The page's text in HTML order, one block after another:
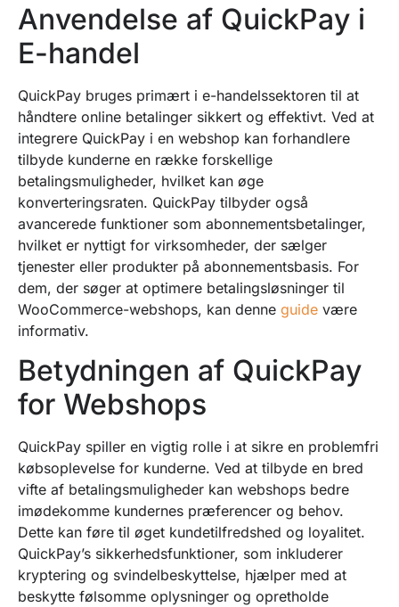
Anvendelse af QuickPay i
E-handel
QuickPay bruges primært i e-handelssektoren til at
håndtere online betalinger sikkert og effektivt. Ved at
integrere QuickPay i en webshop kan forhandlere
tilbyde kunderne en række forskellige
betalingsmuligheder, hvilket kan øge
konverteringsraten. QuickPay tilbyder også
avancerede funktioner som abonnementsbetalinger,
hvilket er nyttigt for virksomheder, der sælger
tjenester eller produkter på abonnementsbasis. For
dem, der søger at optimere betalingsløsninger til
WooCommerce-webshops, kan denne guide være
informativ.
Betydningen af QuickPay
for Webshops
QuickPay spiller en vigtig rolle i at sikre en problemfri
købsoplevelse for kunderne. Ved at tilbyde en bred
vifte af betalingsmuligheder kan webshops bedre
imødekomme kundernes præferencer og behov.
Dette kan føre til øget kundetilfredshed og loyalitet.
QuickPay’s sikkerhedsfunktioner, som inkluderer
kryptering og svindelbeskyttelse, hjælper med at
beskytte følsomme oplysninger og opretholde